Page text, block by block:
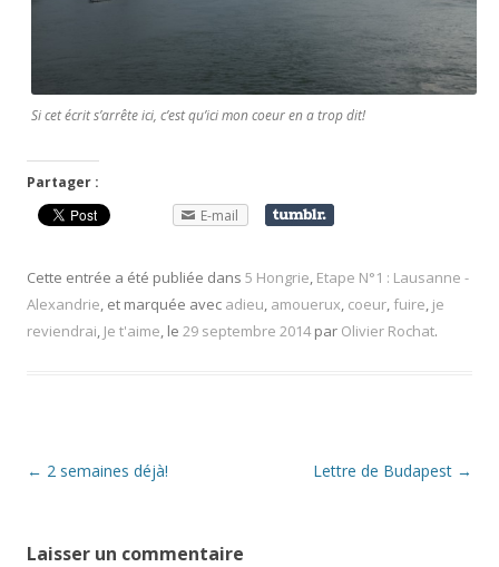
Si cet écrit s’arrête ici, c’est qu’ici mon coeur en a trop dit!
Partager :
E-mail
Cette entrée a été publiée dans 5 Hongrie Etape N°1 : Lausanne -
Alexandrie , et marquée avec adieu amouerux coeur fuire je
reviendrai Je t'aime , le 29 septembre 2014 par Olivier Rochat.
Navigation
← 2 semaines déjà! Lettre de Budapest →
Laisser un commentaire